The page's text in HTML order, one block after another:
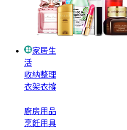
家居生
活
收納整理
衣架衣撐
廚房用品
烹飪用具